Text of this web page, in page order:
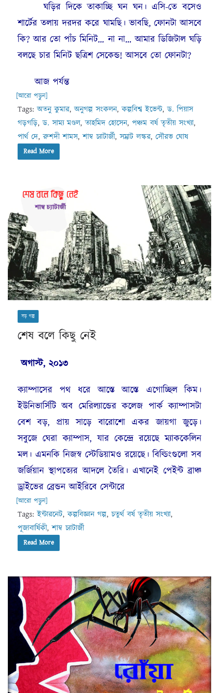
ঘড়ির দিকে তাকাচ্ছি ঘন ঘন। এসি-তে বসেও
শার্টের তলায় দরদর করে ঘামছি। ভাবছি, ফোনটা আসবে
কি? আর তো পাঁচ মিনিট… না না… আমার ডিজিটাল ঘড়ি
বলছে চার মিনিট ছত্রিশ সেকেন্ড! আসবে তো ফোনটা?
আজ পর্যন্ত
[আরো পড়ুন]
Tags:অতনু কুমার,অনুগল্প সংকলন,কল্পবিশ্ব ইভেন্ট,ড. পিয়াস
গড়গড়ি,ড. সাম্য মণ্ডল,তাহমিদ হোসেন, পঞ্চম বর্ষ তৃতীয় সংখ্যা,
পার্থ দে,রুশদী শামস,শাম্ব চ্যাটার্জী,সম্রাট লস্কর, সৌরভ ঘোষ
Read More
বড় গল্প
শেষ বলে কিছু নেই
অগাস্ট, ২০১৩
ক্যাম্পাসের পথ ধরে আস্তে আস্তে এগোচ্ছিল কিম।
ইউনিভার্সিটি অব মেরিল্যান্ডের কলেজ পার্ক ক্যাম্পাসটা
বেশ বড়, প্রায় সাড়ে বারোশো একর জায়গা জুড়ে।
সবুজে ঘেরা ক্যাম্পাস, যার কেন্দ্রে রয়েছে ম্যাককেলিন
মল। এমনকি নিজস্ব স্টেডিয়ামও রয়েছে। বিল্ডিংগুলো সব
জর্জিয়ান স্থাপত্যের আদলে তৈরি। এখানেই পেইন্ট ব্রাঞ্চ
ড্রাইভের ব্রেন্ডন আইরিবে সেন্টারে
[আরো পড়ুন]
Tags:ইন্টারনেট,কল্পবিজ্ঞান গল্প,চতুর্থ বর্ষ তৃতীয় সংখ্যা,
পূজাবার্ষিকী,শাম্ব চ্যাটার্জী
Read More